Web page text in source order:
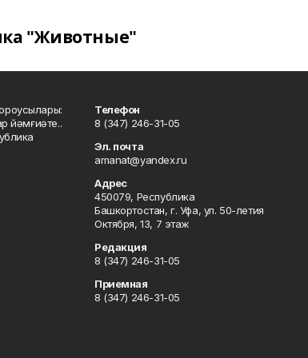
"Животные"
йәмғиәте..
Телефон
8 (347) 246-31-05
Эл. почта
amanat@yandex.ru
Адрес
450079, Республика
Башкортостан, г. Уфа, ул. 50-летия
Октября, 13, 7 этаж
Редакция
8 (347) 246-31-05
Приемная
8 (347) 246-31-05